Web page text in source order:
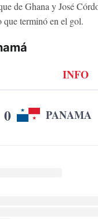
de Ghana y José
que terminó en el gol.